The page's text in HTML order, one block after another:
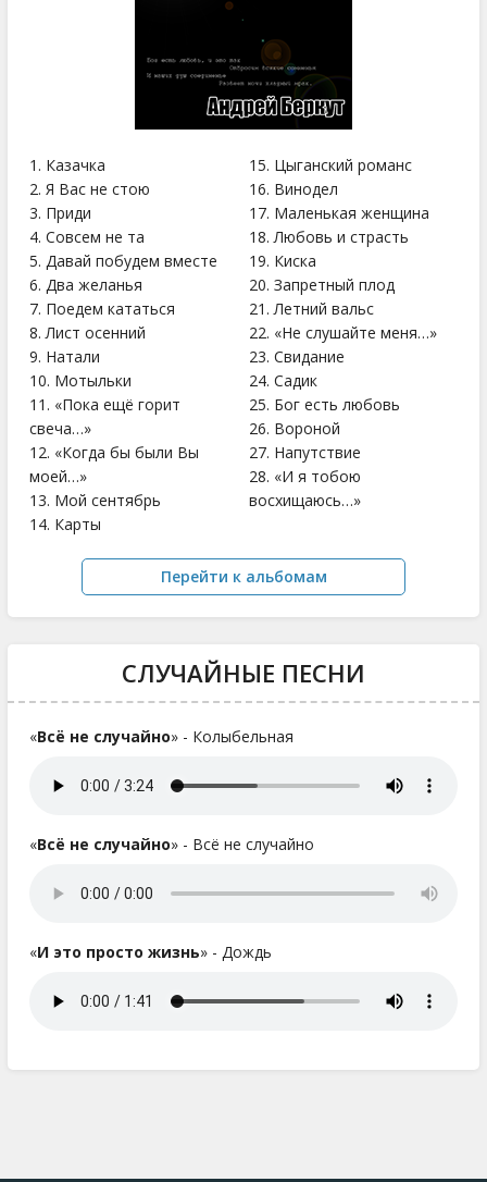
1. Казачка
2. Я Вас не стою
3. Приди
4. Совсем не та
5. Давай побудем вместе
6. Два желанья
7. Поедем кататься
8. Лист осенний
9. Натали
10. Мотыльки
11. «Пока ещё горит
свеча…»
12. «Когда бы были Вы
моей…»
13. Мой сентябрь
14. Карты
15. Цыганский романс
16. Винодел
17. Маленькая женщина
18. Любовь и страсть
19. Киска
20. Запретный плод
21. Летний вальс
22. «Не слушайте меня…»
23. Свидание
24. Садик
25. Бог есть любовь
26. Вороной
27. Напутствие
28. «И я тобою
восхищаюсь…»
Перейти к альбомам
СЛУЧАЙНЫЕ ПЕСНИ
«Всё не случайно» - Колыбельная
«Всё не случайно» - Всё не случайно
«И это просто жизнь» - Дождь